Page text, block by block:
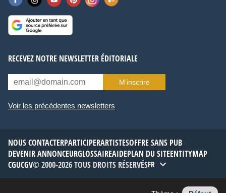
RECEVEZ NOTRE NEWSLETTER ÉDITORIALE
M’inscrire
Voir les précédentes newsletters
NOUS CONTACTERPARTICIPERARTISTESOFFRE SANS PUB
DEVENIR ANNONCEURGLOSSAIREAIDEPLAN DU SITEENTITYMAP
CGUCGV© 2000-2026 TOUS DROITS RÉSERVÉSFR